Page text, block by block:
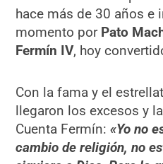
hace más de 30 años e
momento por Pato
Fermín IV, hoy
Con la fama y el
llegaron los excesos y
Cuenta Fermín:«Yo no
cambio de religión, no